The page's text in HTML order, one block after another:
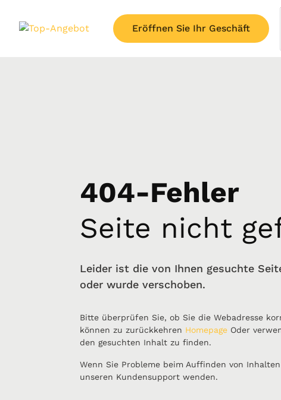
Eröffnen Sie Ihr Geschäft
404-Fehler
Seite nicht
Leider ist die von Ihnen gesuchte
oder wurde verschoben.
Bitte überprüfen Sie, ob Sie die Webadresse
können zu zurückkehren Homepage Oder
den gesuchten Inhalt zu finden.
Wenn Sie Probleme beim Auffinden von
unseren Kundensupport wenden.